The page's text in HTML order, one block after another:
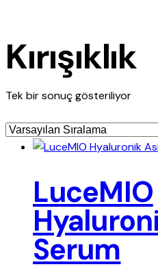
Kırışıklık
Tek bir sonuç gösteriliyor
LuceMIO
Serum